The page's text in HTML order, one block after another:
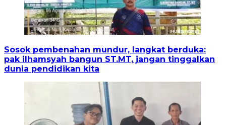
Sosok pembenahan mundur, langkat berduka:
pak ilhamsyah bangun ST.MT, jangan tinggalkan
dunia pendidikan kita